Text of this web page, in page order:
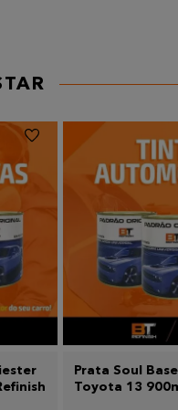
avaliação
Prata Soul
Toyota 13